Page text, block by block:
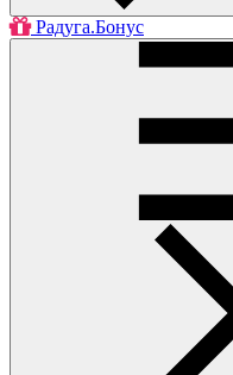
Радуга.Бонус